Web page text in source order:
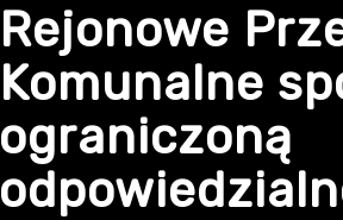
Rejonowe
Komunalne
ograniczoną